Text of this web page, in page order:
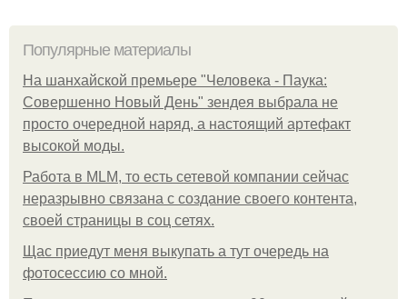
Популярные материалы
На шанхайской премьере "Человека - Паука:
Совершенно Новый День" зендея выбрала не
просто очередной наряд, а настоящий артефакт
высокой моды.
Работа в MLM, то есть сетевой компании сейчас
неразрывно связана с создание своего контента,
своей страницы в соц сетях.
Щас приедут меня выкупать а тут очередь на
фотосессию со мной.